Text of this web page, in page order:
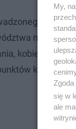
przez
kobieta w
karnych.
My,
się w
ale